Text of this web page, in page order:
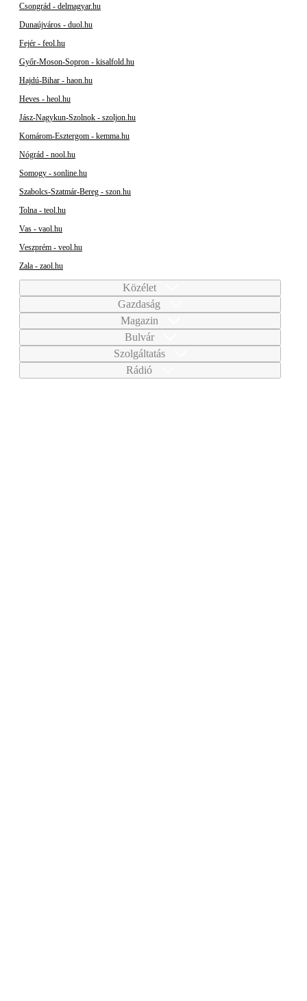
Csongrád - delmagyar.hu
Dunaújváros - duol.hu
Fejér - feol.hu
Győr-Moson-Sopron - kisalfold.hu
Hajdú-Bihar - haon.hu
Heves - heol.hu
Jász-Nagykun-Szolnok - szoljon.hu
Komárom-Esztergom - kemma.hu
Nógrád - nool.hu
Somogy - sonline.hu
Szabolcs-Szatmár-Bereg - szon.hu
Tolna - teol.hu
Vas - vaol.hu
Veszprém - veol.hu
Zala - zaol.hu
Közélet
Gazdaság
Magazin
Bulvár
Szolgáltatás
Rádió